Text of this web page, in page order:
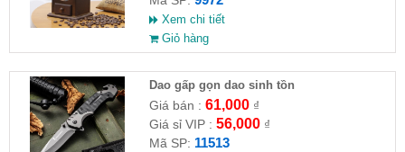
Xem chi tiết
Giỏ hàng
Dao gấp gọn dao sinh tồn
Giá bán : 61,000₫
Giá sỉ VIP : 56,000₫
Mã SP: 11513